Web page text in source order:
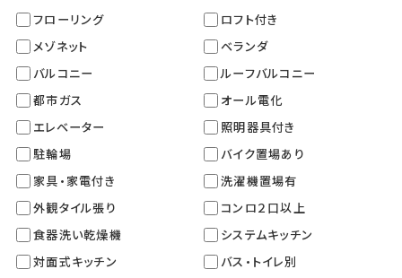
フローリング
ロフト付き
メゾネット
ベランダ
バルコニー
ルーフバルコニー
都市ガス
オール電化
エレベーター
照明器具付き
駐輪場
バイク置場あり
家具・家電付き
洗濯機置場有
外観タイル張り
コンロ２口以上
食器洗い乾燥機
システムキッチン
対面式キッチン
バス・トイレ別